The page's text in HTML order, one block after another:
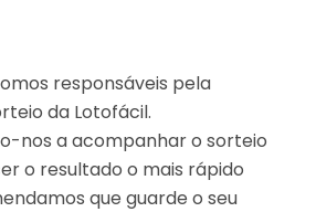
responsáveis pela
da Lotofácil.
nos a acompanhar o sorteio
o resultado o mais rápido
que guarde o seu